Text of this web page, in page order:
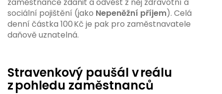
sociální pojištění (jako Nepeněžní příjem). Celá
denní částka 100 Kč je pak pro zaměstnavatele
daňově uznatelná.
Stravenkový paušál v reálu
z pohledu zaměstnanců